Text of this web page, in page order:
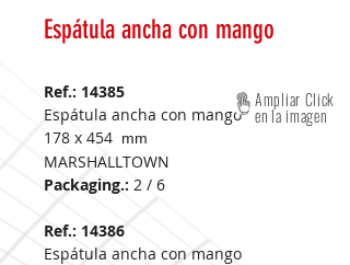
Espátula ancha con mango
Ref.: 14385
Espátula ancha con mango
178 x 454 mm
MARSHALLTOWN
Packaging.: 2 / 6
Ref.: 14386
Espátula ancha con mango
Ampliar Click
en la imagen